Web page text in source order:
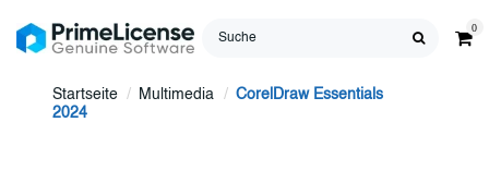
0
Startseite Multimedia
CorelDraw Essentials
2024